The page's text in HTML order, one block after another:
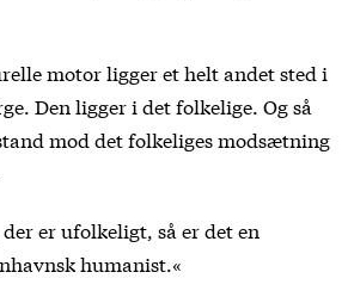
motor ligger et helt andet sted i
Den ligger i det folkelige. Og så
mod det folkeliges modsætning
er ufolkeligt, så er det en
humanist.«